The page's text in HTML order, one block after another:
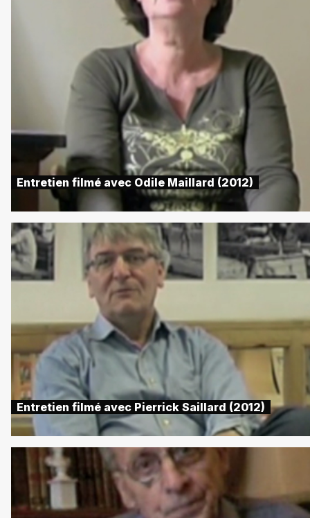
Entretien filmé avec Odile Maillard (2012)
Entretien filmé avec Pierrick Saillard (2012)